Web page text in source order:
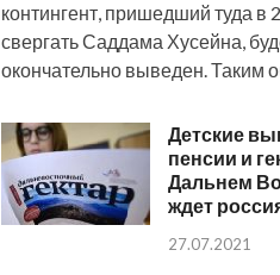
контингент, пришедший туда в
свергать Саддама Хусейна,
окончательно выведен. Таким
Детские
пенсии и
Дальнем
ждет
27.07.2021